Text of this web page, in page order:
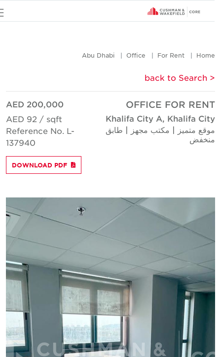
Home
For Rent
Office
Abu Dhabi
< back to Search
OFFICE FOR RENT
Khalifa City A, Khalifa City
موقع متميز | مكتب مجهز | طابق
منخفض
AED 200,000
AED 92 / sqft
Reference No. L-
137940
DOWNLOAD PDF